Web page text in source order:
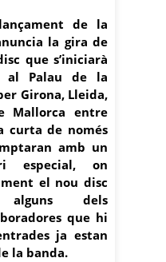
de la
la gira de
que s’iniciarà
al Palau de la
Girona, Lleida,
Mallorca entre
curta de només
amb un
especial, on
el nou disc
dels
que hi
ja estan
la banda.